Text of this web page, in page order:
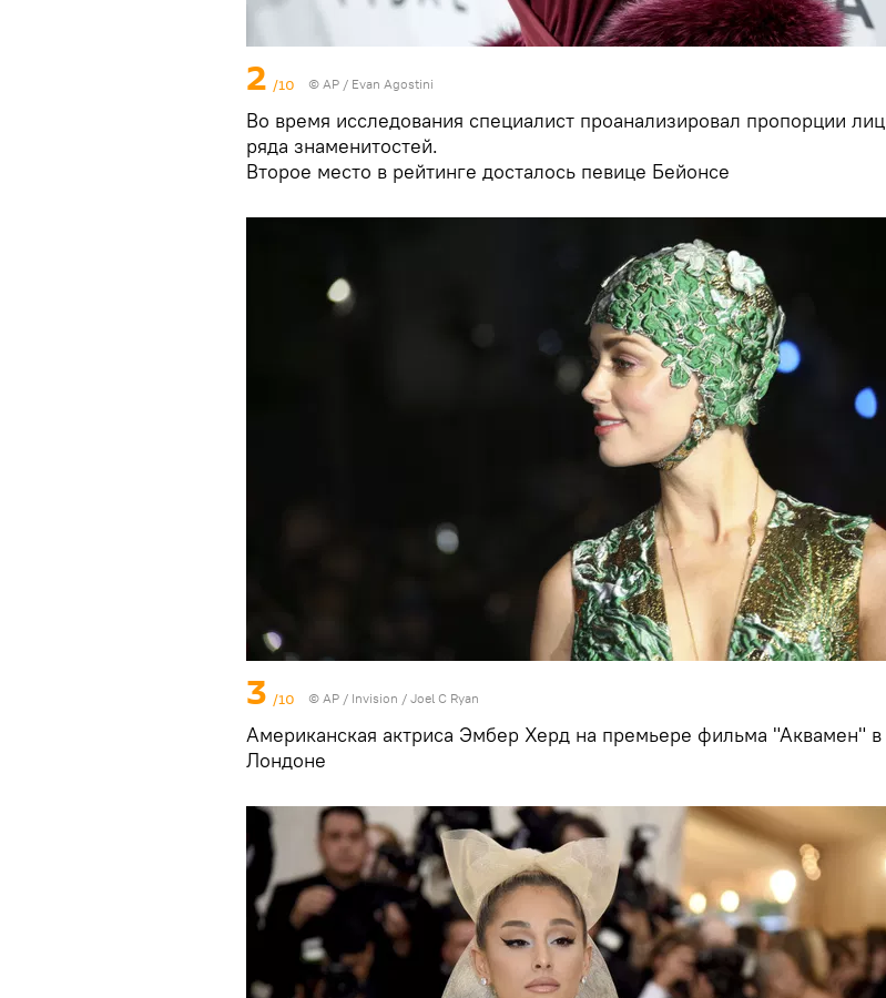
2 /10 © AP / Evan Agostini
Во время исследования специалист проанализировал пропорции лиц
ряда знаменитостей.
Второе место в рейтинге досталось певице Бейонсе
3 /10 © AP / Invision / Joel C Ryan
Американская актриса Эмбер Херд на премьере фильма "Аквамен" в
Лондоне